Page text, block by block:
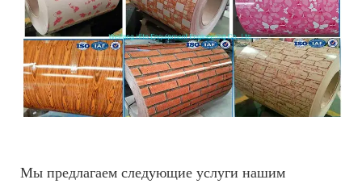
Мы предлагаем следующие услуги нашим